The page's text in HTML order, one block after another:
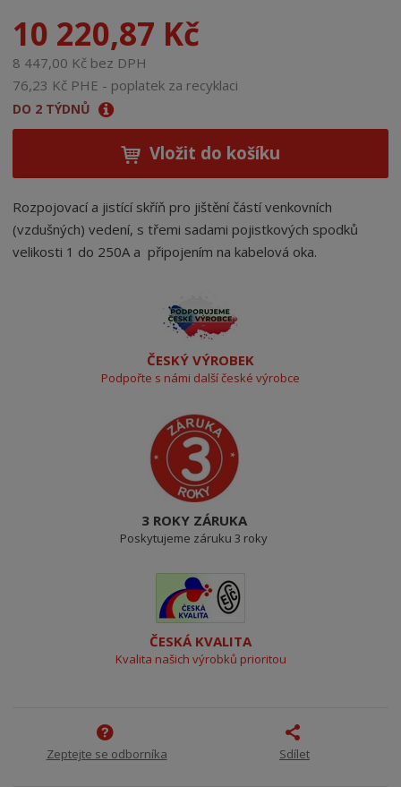
10 220,87 Kč
8 447,00 Kč bez DPH
76,23 Kč PHE - poplatek za recyklaci
DO 2 TÝDNŮ
Vložit do košíku
Rozpojovací a jistící skříň pro jištění částí venkovních
(vzdušných) vedení, s třemi sadami pojistkových spodků
velikosti 1 do 250A a připojením na kabelová oka.
ČESKÝ VÝROBEK
Podpořte s námi další české výrobce
3 ROKY ZÁRUKA
Poskytujeme záruku 3 roky
ČESKÁ KVALITA
Kvalita našich výrobků prioritou
Zeptejte se odborníka Sdílet